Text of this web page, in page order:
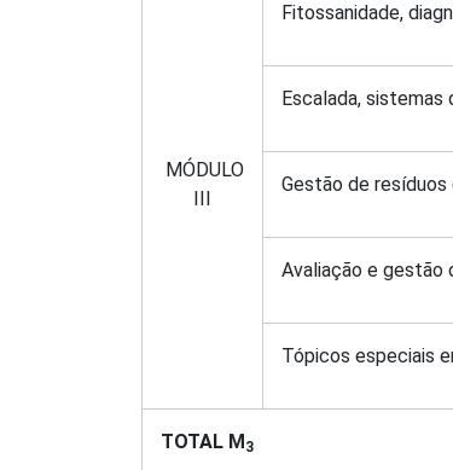
MÓDULO
III
Fitossanidade,
Escalada,
Gestão de resíduos
Avaliação e gestão
Tópicos especiais
TOTAL M3